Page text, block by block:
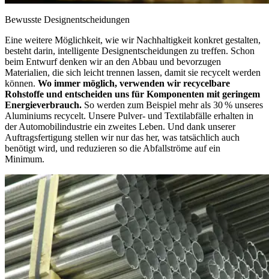
Bewusste Designentscheidungen
Eine weitere Möglichkeit, wie wir Nachhaltigkeit konkret gestalten,
besteht darin, intelligente Designentscheidungen zu treffen. Schon
beim Entwurf denken wir an den Abbau und bevorzugen
Materialien, die sich leicht trennen lassen, damit sie recycelt werden
können. Wo immer möglich, verwenden wir recycelbare
Rohstoffe und entscheiden uns für Komponenten mit geringem
Energieverbrauch. So werden zum Beispiel mehr als 30 % unseres
Aluminiums recycelt. Unsere Pulver- und Textilabfälle erhalten in
der Automobilindustrie ein zweites Leben. Und dank unserer
Auftragsfertigung stellen wir nur das her, was tatsächlich auch
benötigt wird, und reduzieren so die Abfallströme auf ein
Minimum.